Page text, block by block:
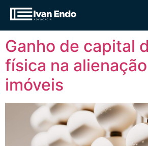
Tag:
Ganho de capital
física na
imóveis